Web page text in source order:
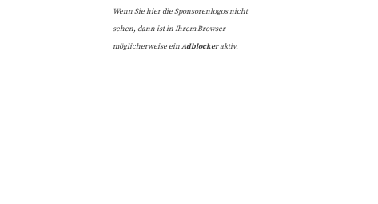
Wenn Sie hier die Sponsorenlogos nicht
sehen, dann ist in Ihrem Browser
möglicherweise einAdblockeraktiv.